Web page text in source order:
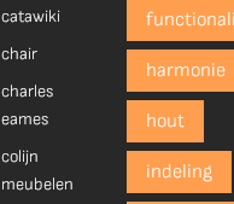
catawiki
chair
charles
eames
colijn
meubelen
harmonie
hout
indeling